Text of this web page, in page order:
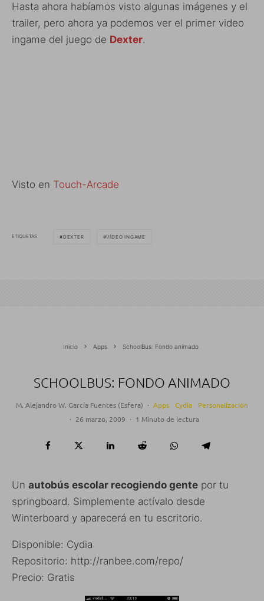
Hasta ahora habíamos visto algunas imágenes y el
trailer, pero ahora ya podemos ver el primer video
ingame del juego de Dexter.
Visto en Touch-Arcade
ETIQUETAS DEXTER VÍDEO INGAME
Inicio Apps SchoolBus: Fondo animado
SCHOOLBUS: FONDO ANIMADO
M. Alejandro W. García Fuentes (Esfera) · Apps Cydia
Personalización
· 26 marzo, 2009 · 1 Minuto de lectura
Un autobús escolar recogiendo gente por tu
springboard. Simplemente actívalo desde
Winterboard y aparecerá en tu escritorio.
Disponible: Cydia
Repositorio: http://ranbee.com/repo/
Precio: Gratis